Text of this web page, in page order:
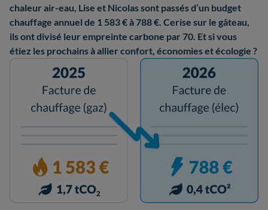
chaleur air-eau, Lise et Nicolas sont passés d’un budget
chauffage annuel de 1 583 € à 788 €. Cerise sur le gâteau,
ils ont divisé leur empreinte carbone par 70. Et si vous
étiez les prochains à allier confort, économies et écologie ?